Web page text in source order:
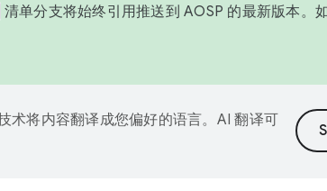
清单分支将始终引用推送到 AOSP 的最新版本。
术将内容翻译成您偏好的语言。AI 翻译可